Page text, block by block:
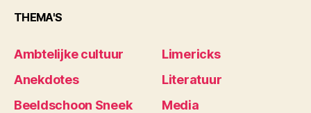
THEMA'S
Ambtelijke cultuur
Anekdotes
Beeldschoon Sneek
Limericks
Literatuur
Media